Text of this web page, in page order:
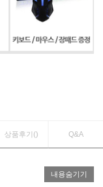
상품후기() Q&A
내용숨기기